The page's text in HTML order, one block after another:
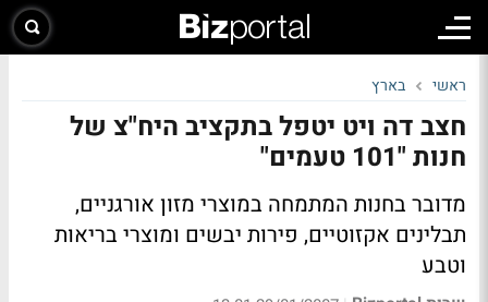
ראשי בארץ
חצב דה ויט יטפל בתקציב היח"צ של
חנות "101 טעמים"
מדובר בחנות המתמחה במוצרי מזון אורגניים,
תבלינים אקזוטיים, פירות יבשים ומוצרי בריאות
וטבע